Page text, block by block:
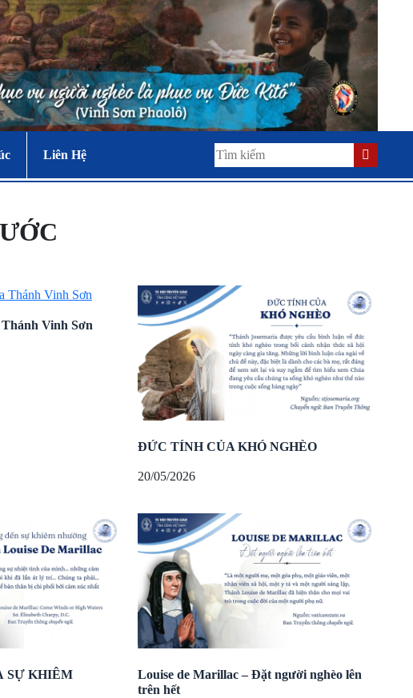
Liên Hệ
Thánh Vinh Sơn
ĐỨC TÍNH CỦA KHÓ NGHÈO
20/05/2026
SỰ KHIÊM
Louise de Marillac – Đặt người nghèo lên
trên hết